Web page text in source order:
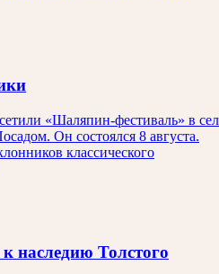
«Шаляпин-фестиваль» в
Он состоялся 8 августа.
классического
наследию Толстого